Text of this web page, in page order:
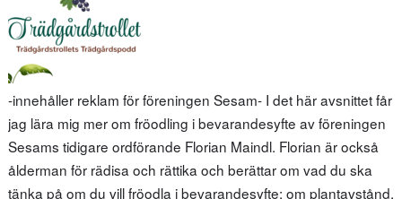
-innehåller reklam för föreningen Sesam- I det här avsnittet får
jag lära mig mer om fröodling i bevarandesyfte av föreningen
Sesams tidigare ordförande Florian Maindl. Florian är också
ålderman för rädisa och rättika och berättar om vad du ska
tänka på om du vill fröodla i bevarandesyfte; om plantavstånd,